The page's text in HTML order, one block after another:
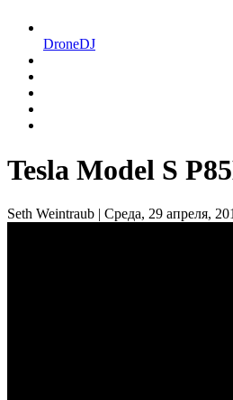
DroneDJ
Tesla Model S
Seth Weintraub | Среда, 29 апреля,